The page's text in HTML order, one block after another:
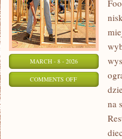
MARCH - 8 - 2026
COMMENTS OFFON
na